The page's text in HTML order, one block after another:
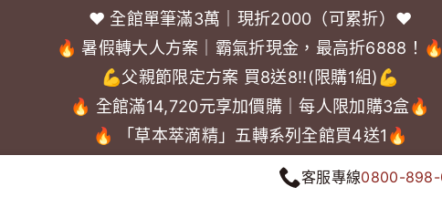
❤️ 全館單筆滿3萬｜現折2000（可累折）❤️
🔥 暑假轉大人方案｜霸氣折現金，最高折6888！🔥
💪父親節限定方案 買8送8!!(限購1組)💪
🔥 全館滿14,720元享加價購｜每人限加購3盒🔥
🔥 「草本萃滴精」五轉系列全館買4送1🔥
客服專線0800-